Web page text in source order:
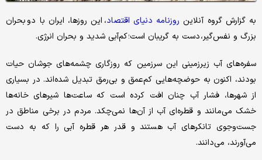
به گزارش گروه آنلاین روزنامه دنیای اقتصاد، این روزها، ایران با دو بحران
بزرگ و نفس‌گیر، دست به گریبان است؛ کم‌آبی شدید و بحران انرژی.
سفره‌های آب زیرزمینی این سرزمین که روزگاری چشمه‌های جوشان حیات
بودند، اکنون به حوضچه‌هایی کم‌عمق و بی‌رمق تبدیل شده‌اند. در بسیاری
از شهرها، فشار آب چنان افت کرده است که ساعت‌ها شیرهای خانه‌ها
خشک می‌مانند و قطره‌ای آب از آن‌ها نمی‌چکد. مردم در برخی مناطق در
جست‌وجوی تانکرهای آب هستند و قدر هر قطره آبی را که به دست
می‌آورند، می‌دانند.